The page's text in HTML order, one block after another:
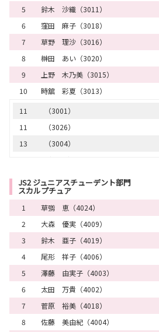
5
鈴木 沙織（3011）
6
窪田 麻子（3018）
7
草野 理沙（3016）
8
榊田 あい（3020）
9
上野 木乃美（3015）
10
時舘 彩夏（3013）
11
（3001）
11
（3026）
13
（3004）
16
（3008）
17
（3012）
18
（3010）
18
（3017）
20
（3023）
21
（3005）
22
（3014）
23
（3022）
24
（3007）
JS2 ジュニアスチューデント部門
スカルプチュア
1
草彅 恵（4024）
2
大森 優実（4009）
3
鈴木 亜子（4019）
4
尾形 祥子（4006）
5
澤藤 由実子（4003）
6
太田 万貴（4002）
7
菅原 裕美（4018）
8
佐藤 美由紀（4004）